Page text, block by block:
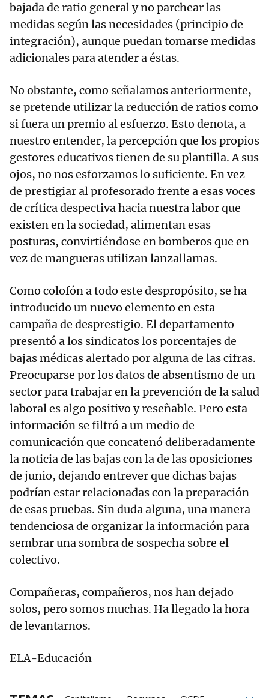
bajada de ratio general y no parchear las
medidas según las necesidades (principio de
integración), aunque puedan tomarse medidas
adicionales para atender a éstas.
No obstante, como señalamos anteriormente,
se pretende utilizar la reducción de ratios como
si fuera un premio al esfuerzo. Esto denota, a
nuestro entender, la percepción que los propios
gestores educativos tienen de su plantilla. A sus
ojos, no nos esforzamos lo suficiente. En vez
de prestigiar al profesorado frente a esas voces
de crítica despectiva hacia nuestra labor que
existen en la sociedad, alimentan esas
posturas, convirtiéndose en bomberos que en
vez de mangueras utilizan lanzallamas.
Como colofón a todo este despropósito, se ha
introducido un nuevo elemento en esta
campaña de desprestigio. El departamento
presentó a los sindicatos los porcentajes de
bajas médicas alertado por alguna de las cifras.
Preocuparse por los datos de absentismo de un
sector para trabajar en la prevención de la salud
laboral es algo positivo y reseñable. Pero esta
información se filtró a un medio de
comunicación que concatenó deliberadamente
la noticia de las bajas con la de las oposiciones
de junio, dejando entrever que dichas bajas
podrían estar relacionadas con la preparación
de esas pruebas. Sin duda alguna, una manera
tendenciosa de organizar la información para
sembrar una sombra de sospecha sobre el
colectivo.
Compañeras, compañeros, nos han dejado
solos, pero somos muchas. Ha llegado la hora
de levantarnos.
ELA-Educación